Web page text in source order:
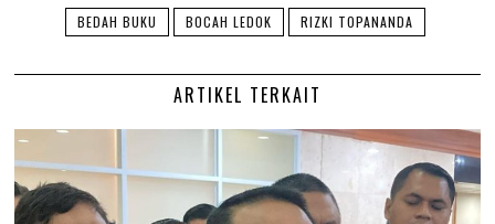
BEDAH BUKU BOCAH LEDOK RIZKI TOPANANDA
ARTIKEL TERKAIT